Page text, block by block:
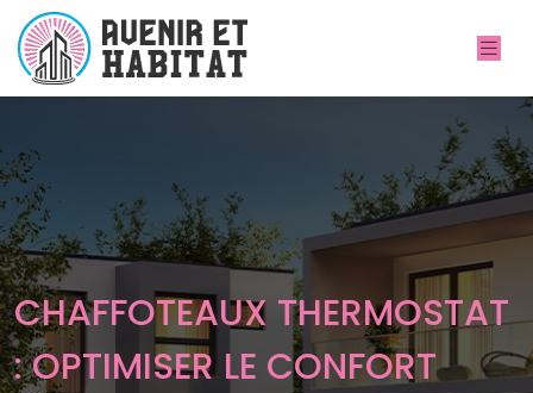
CHAFFOTEAUX THERMOSTAT
: OPTIMISER LE CONFORT